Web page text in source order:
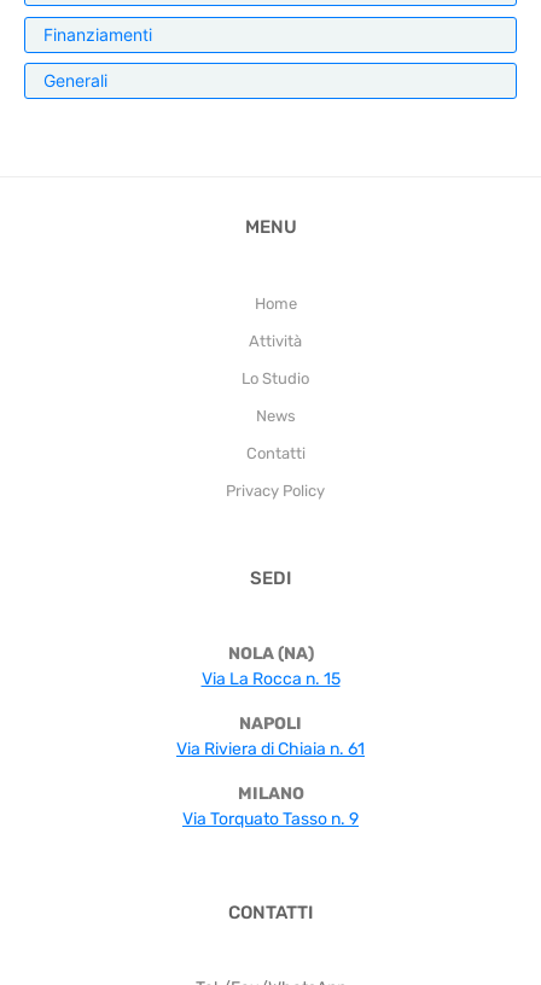
Finanziamenti
Generali
MENU
Home
Attività
Lo Studio
News
Contatti
Privacy Policy
SEDI
NOLA (NA)
Via La Rocca n. 15
NAPOLI
Via Riviera di Chiaia n. 61
MILANO
Via Torquato Tasso n. 9
CONTATTI